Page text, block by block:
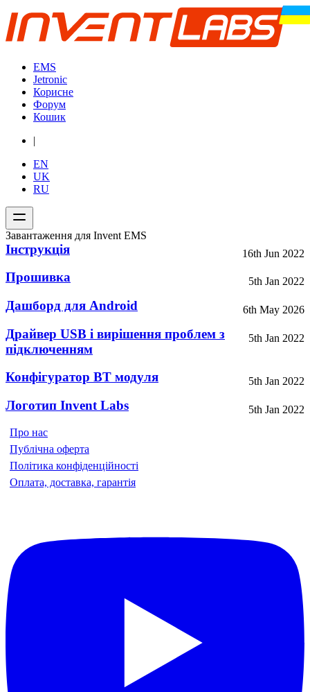
EMS
Jetronic
Корисне
Форум
Кошик
|
EN
UK
RU
Завантаження для Invent EMS
16th Jun 2022
Інструкція
5th Jan 2022
Прошивка
6th May 2026
Дашборд для Android
5th Jan 2022
Драйвер USB і вирішення проблем з
підключенням
5th Jan 2022
Конфігуратор BT модуля
5th Jan 2022
Логотип Invent Labs
Про нас
Публічна оферта
Політика конфіденційності
Оплата, доставка, гарантія